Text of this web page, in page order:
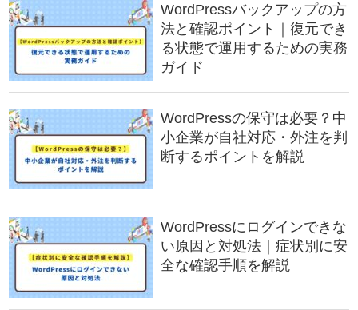
WordPressバックアップの方
法と確認ポイント｜復元でき
る状態で運用するための実務
ガイド
WordPressの保守は必要？中
小企業が自社対応・外注を判
断するポイントを解説
WordPressにログインできな
い原因と対処法｜症状別に安
全な確認手順を解説